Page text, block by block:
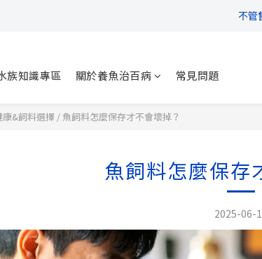
族知識專區 關於養魚治百病 常見問題
康&飼料選擇 / 魚飼料怎麼保存才不會壞掉？
魚飼料怎麼保存
2025-06-